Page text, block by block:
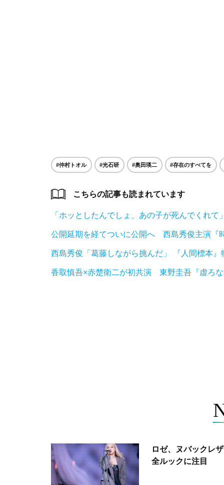
#仲村トオル #光石研 #奥田瑛二 #存在のすべてを
こちらの記事も読まれています
「ホッとしたんでしょ、あの子が死んでくれ
公開延期を経てついに公開へ 西島秀俊主演『
西島秀俊「葛藤しながら挑んだ」 『人間標本
香取慎吾×赤楚衛二が初共演 東野圭吾『虚ろ
ロゼ、ヌバックレ
全ルックに注目